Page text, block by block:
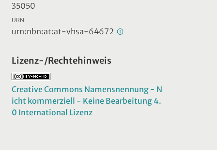
35050
URN
urn:nbn:at:at-vhsa-64672
Lizenz-/Rechtehinweis
Creative Commons Namensnennung - N
icht kommerziell - Keine Bearbeitung 4.
0 International Lizenz